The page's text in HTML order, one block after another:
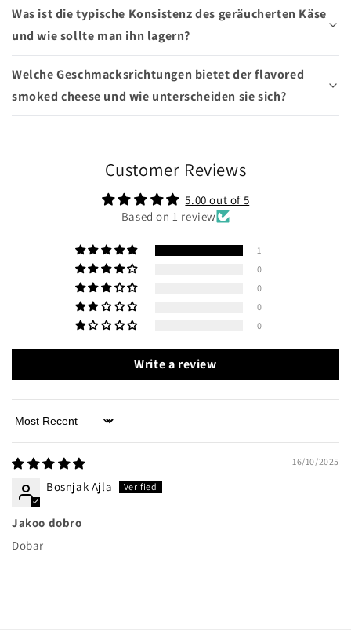
Was ist die typische Konsistenz des geräucherten Käse
und wie sollte man ihn lagern?
Welche Geschmacksrichtungen bietet der flavored
smoked cheese und wie unterscheiden sie sich?
Customer Reviews
5.00 out of 5
Based on 1 review
1
0
0
0
0
Write a review
Sort by
16/10/2025
Bosnjak Ajla
Jakoo dobro
Dobar